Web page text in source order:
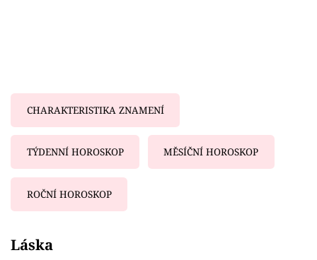
CHARAKTERISTIKA ZNAMENÍ
TÝDENNÍ HOROSKOP MĚSÍČNÍ HOROSKOP
ROČNÍ HOROSKOP
Láska